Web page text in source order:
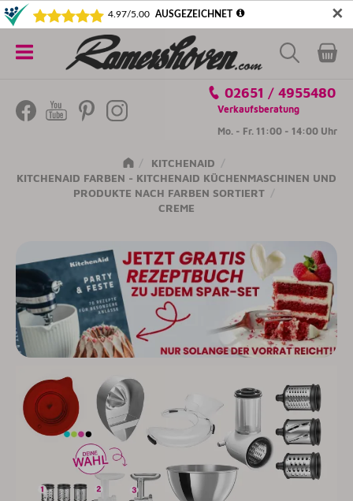
✕
5€ SICHERN! NEWSLETTER ABONNIEREN
Kategorien
02651 / 4955480
Verkaufsberatung
Mo. - Fr. 11:00 - 14:00 Uhr
KITCHENAID
KITCHENAID FARBEN - KITCHENAID KÜCHENMASCHINEN UND
PRODUKTE NACH FARBEN SORTIERT
CREME